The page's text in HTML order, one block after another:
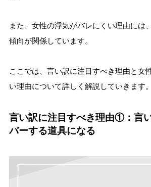
また、女性の浮気がバレにくい理由には
傾向が関係しています。
ここでは、言い訳に注目すべき理由と女
い理由について詳しく解説していきます。
言い訳に注目すべき理由①：言
バーする道具になる